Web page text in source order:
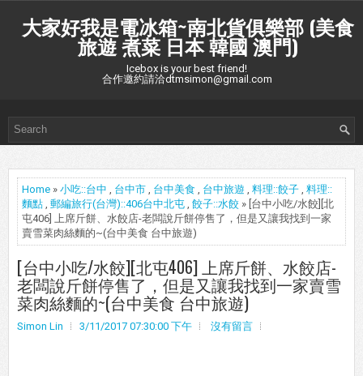
大家好我是電冰箱~南北貨俱樂部 (美食
旅遊 煮菜 日本 韓國 澳門)
Icebox is your best friend!
合作邀約請洽dtmsimon@gmail.com
Home » 小吃::台中 , 台中市 , 台中美食 , 台中旅遊 , 料理::餃子 , 料理::
麵點 , 郵編旅行(台灣)::406台中北屯 , 餃子::水餃 » [台中小吃/水餃][北
屯406] 上席斤餅、水餃店-老闆說斤餅停售了，但是又讓我找到一家
賣雪菜肉絲麵的~(台中美食 台中旅遊)
[台中小吃/水餃][北屯406] 上席斤餅、水餃店-
老闆說斤餅停售了，但是又讓我找到一家賣雪
菜肉絲麵的~(台中美食 台中旅遊)
Simon Lin 3/11/2017 07:30:00 下午 沒有留言